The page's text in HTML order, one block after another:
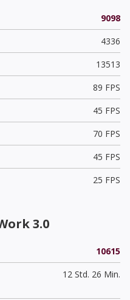
9098
4336
13513
89 FPS
45 FPS
70 FPS
45 FPS
25 FPS
3.0
10615
12 Std. 26 Min.